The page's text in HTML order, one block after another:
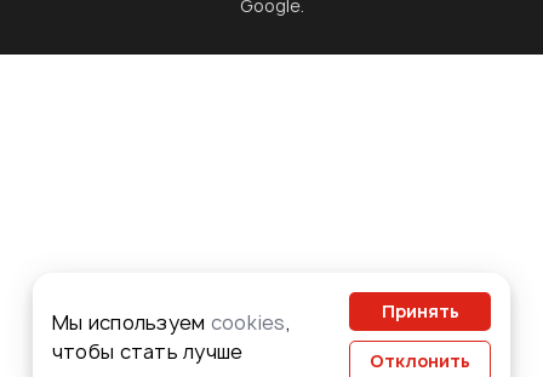
Google.
Мы используем cookies,
чтобы стать лучше
Принять
Отклонить